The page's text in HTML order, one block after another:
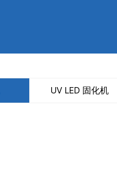
UV LED 固化机